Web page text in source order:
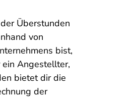
Überstunden
von
bist,
Angestellter,
bietet dir die
der